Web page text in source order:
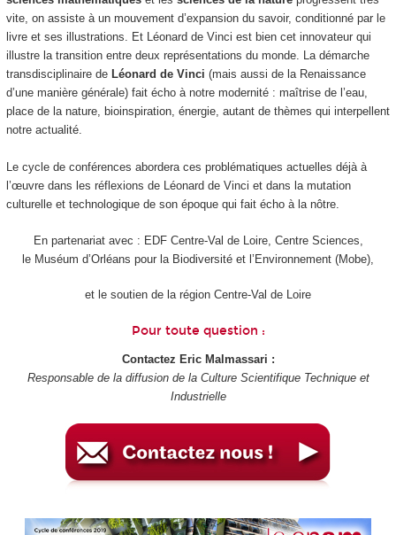
vite, on assiste à un mouvement d’expansion du savoir, conditionné par le
livre et ses illustrations. Et Léonard de Vinci est bien cet innovateur qui
illustre la transition entre deux représentations du monde. La démarche
transdisciplinaire de Léonard de Vinci (mais aussi de la Renaissance
d’une manière générale) fait écho à notre modernité : maîtrise de l’eau,
place de la nature, bioinspiration, énergie, autant de thèmes qui interpellent
notre actualité.
Le cycle de conférences abordera ces problématiques actuelles déjà à
l’œuvre dans les réflexions de Léonard de Vinci et dans la mutation
culturelle et technologique de son époque qui fait écho à la nôtre.
En partenariat avec : EDF Centre-Val de Loire, Centre Sciences,
le Muséum d’Orléans pour la Biodiversité et l’Environnement (Mobe),
et le soutien de la région Centre-Val de Loire
Pour toute question :
Contactez Eric Malmassari :
Responsable de la diffusion de la Culture Scientifique Technique et
Industrielle